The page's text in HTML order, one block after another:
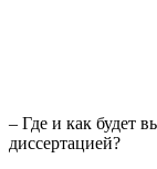
– Где и как будет
диссертацией?